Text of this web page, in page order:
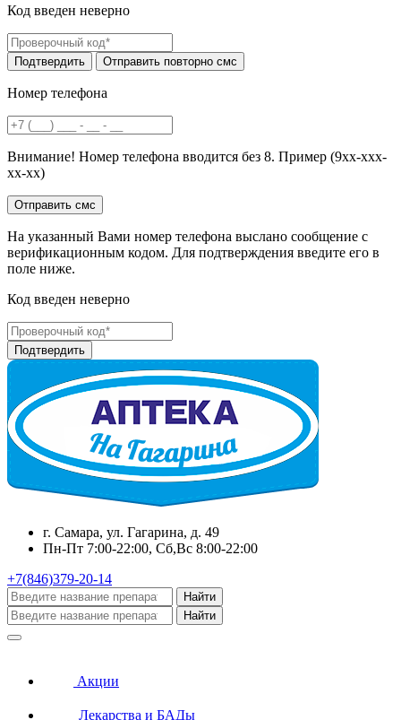
Код введен неверно
Номер телефона
Внимание! Номер телефона вводится без 8. Пример (9хх-ххх-
хх-хх)
На указанный Вами номер телефона выслано сообщение с
верификационным кодом. Для подтверждения введите его в
поле ниже.
Код введен неверно
г. Самара, ул. Гагарина, д. 49
Пн-Пт 7:00-22:00, Сб,Вс 8:00-22:00
+7(846)379-20-14
Найти
Найти
Акции
Лекарства и БАДы